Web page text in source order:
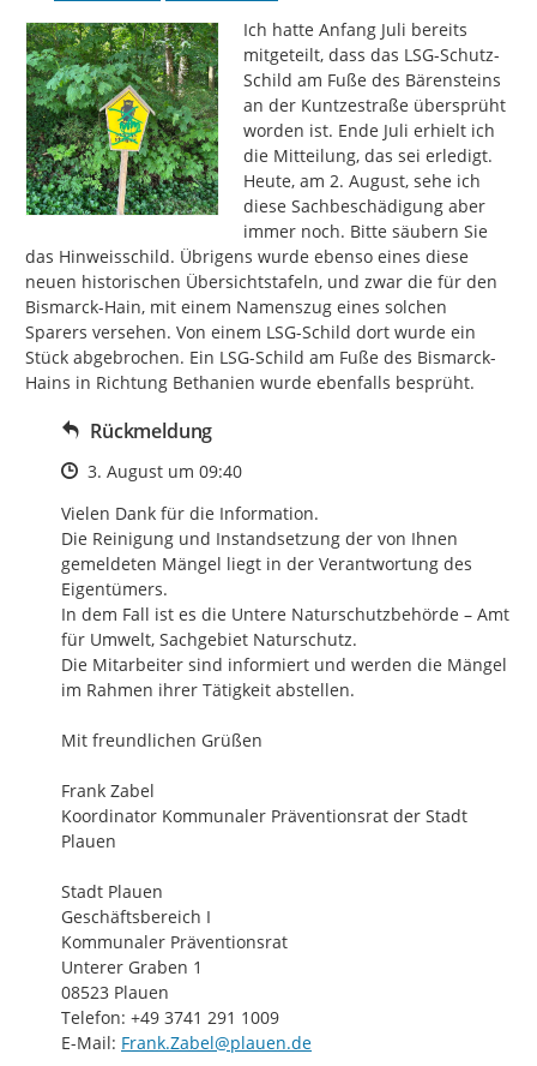
Ich hatte Anfang Juli bereits
mitgeteilt, dass das LSG-Schutz-
Schild am Fuße des Bärensteins
an der Kuntzestraße übersprüht
worden ist. Ende Juli erhielt ich
die Mitteilung, das sei erledigt.
Heute, am 2. August, sehe ich
diese Sachbeschädigung aber
immer noch. Bitte säubern Sie
das Hinweisschild. Übrigens wurde ebenso eines diese
neuen historischen Übersichtstafeln, und zwar die für den
Bismarck-Hain, mit einem Namenszug eines solchen
Sparers versehen. Von einem LSG-Schild dort wurde ein
Stück abgebrochen. Ein LSG-Schild am Fuße des Bismarck-
Hains in Richtung Bethanien wurde ebenfalls besprüht.
Rückmeldung
Zeitpunkt des Erstellens
3. August um 09:40
Vielen Dank für die Information.
Die Reinigung und Instandsetzung der von Ihnen
gemeldeten Mängel liegt in der Verantwortung des
Eigentümers.
In dem Fall ist es die Untere Naturschutzbehörde – Amt
für Umwelt, Sachgebiet Naturschutz.
Die Mitarbeiter sind informiert und werden die Mängel
im Rahmen ihrer Tätigkeit abstellen.
Mit freundlichen Grüßen
Frank Zabel
Koordinator Kommunaler Präventionsrat der Stadt
Plauen
Stadt Plauen
Geschäftsbereich I
Kommunaler Präventionsrat
Unterer Graben 1
08523 Plauen
Telefon: +49 3741 291 1009
E-Mail: Frank.Zabel@plauen.de